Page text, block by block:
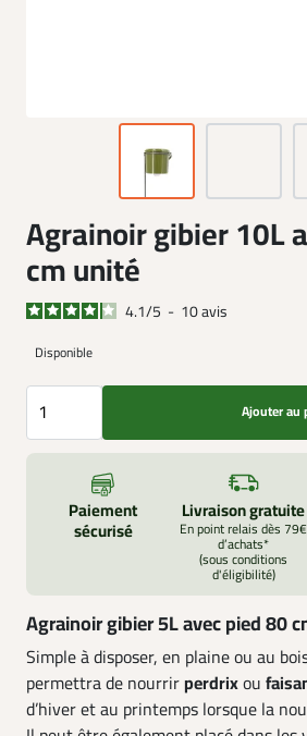
Agrainoir gibier 10L
cm unité
4.1/5 - 10avis
Disponible
Ajouter au
Paiement
sécurisé
Livraison gratuite
En point relais dès 79€
d’achats*
(sous conditions
d'éligibilité)
Agrainoir gibier 5L avec pied 80
Simple à disposer, en plaine ou au
permettra de nourrirperdrixou
d’hiver et au printemps lorsque la